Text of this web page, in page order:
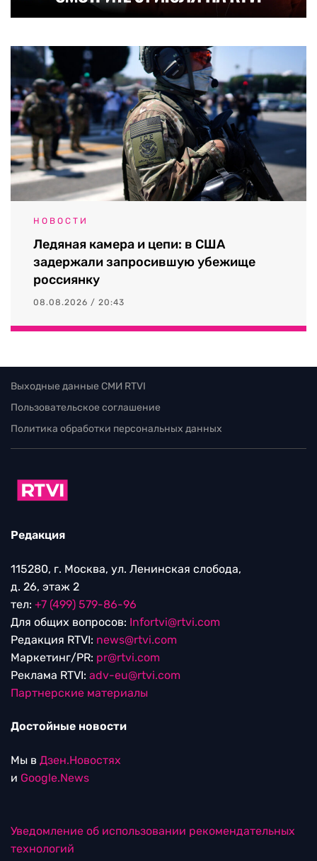
НОВОСТИ
Ледяная камера и цепи: в США
задержали запросившую убежище
россиянку
08.08.2026 / 20:43
Выходные данные СМИ RTVI
Пользовательское соглашение
Политика обработки персональных данных
Редакция
115280, г. Москва, ул. Ленинская слобода,
д. 26, этаж 2
тел: +7 (499) 579-86-96
Для общих вопросов: Infortvi@rtvi.com
Редакция RTVI: news@rtvi.com
Маркетинг/PR: pr@rtvi.com
Реклама RTVI: adv-eu@rtvi.com
Партнерские материалы
Достойные новости
Мы в Дзен.Новостях
и Google.News
Уведомление об использовании рекомендательных
технологий